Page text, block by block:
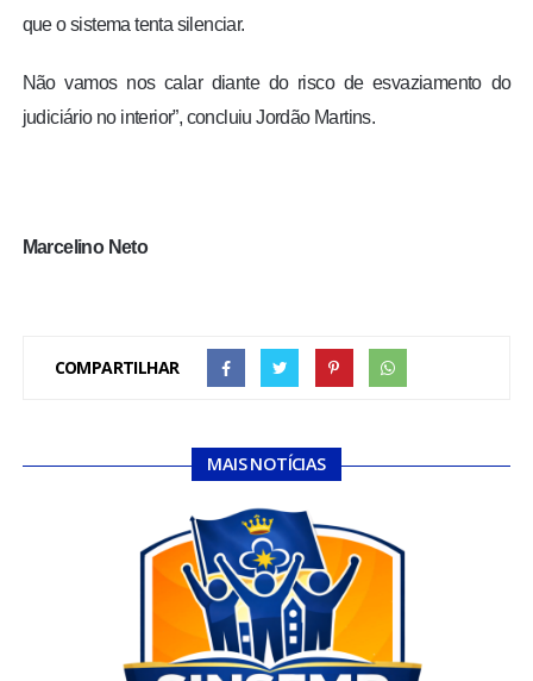
que o sistema tenta silenciar.
Não vamos nos calar diante do risco de esvaziamento do
judiciário no interior”, concluiu Jordão Martins.
Marcelino Neto
COMPARTILHAR
MAIS NOTÍCIAS